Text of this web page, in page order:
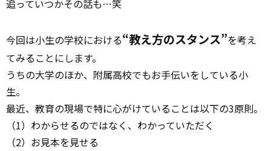
追っていつかその話も…笑
今回は小生の学校における“教え方のスタンス”を考え
てみることにします。
うちの大学のほか、附属高校でもお手伝いをしている小
生。
最近、教育の現場で特に心がけていることは以下の3原則。
（1）わからせるのではなく、わかっていただく
（2）お見本を見せる